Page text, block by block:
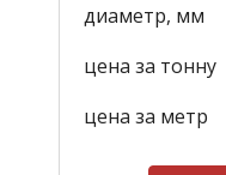
диаметр, мм
цена за тонну
цена за метр